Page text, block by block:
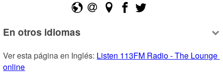
En otros idiomas
Ver esta página en Inglés: Listen 113FM Radio - The Lounge
online